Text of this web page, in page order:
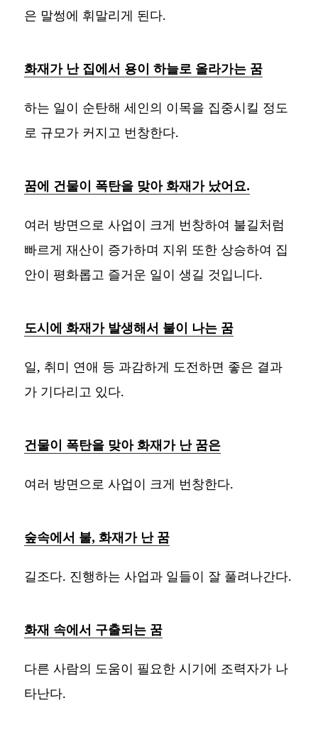
은 말썽에 휘말리게 된다.
화재가 난 집에서 용이 하늘로 올라가는 꿈
하는 일이 순탄해 세인의 이목을 집중시킬 정도
로 규모가 커지고 번창한다.
꿈에 건물이 폭탄을 맞아 화재가 났어요.
여러 방면으로 사업이 크게 번창하여 불길처럼
빠르게 재산이 증가하며 지위 또한 상승하여 집
안이 평화롭고 즐거운 일이 생길 것입니다.
도시에 화재가 발생해서 불이 나는 꿈
일, 취미 연애 등 과감하게 도전하면 좋은 결과
가 기다리고 있다.
건물이 폭탄을 맞아 화재가 난 꿈은
여러 방면으로 사업이 크게 번창한다.
숲속에서 불, 화재가 난 꿈
길조다. 진행하는 사업과 일들이 잘 풀려나간다.
화재 속에서 구출되는 꿈
다른 사람의 도움이 필요한 시기에 조력자가 나
타난다.